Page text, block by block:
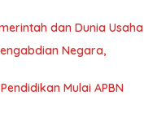
dan Dunia Usaha
Negara,
Mulai APBN